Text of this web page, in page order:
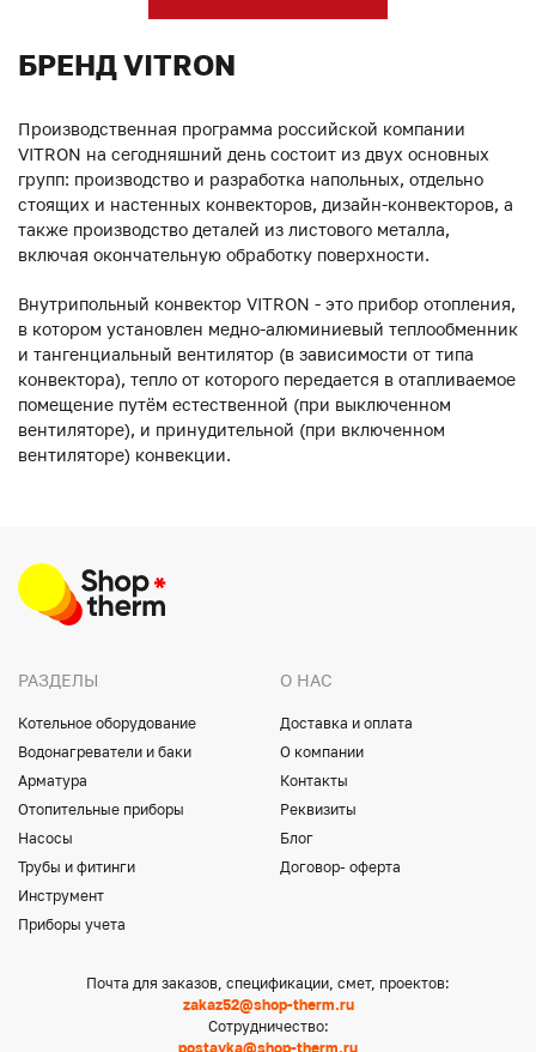
БРЕНД VITRON
Производственная программа российской компании
VITRON на сегодняшний день состоит из двух основных
групп: производство и разработка напольных, отдельно
стоящих и настенных конвекторов, дизайн-конвекторов, а
также производство деталей из листового металла,
включая окончательную обработку поверхности.
Внутрипольный конвектор VITRON - это прибор отопления,
в котором установлен медно-алюминиевый теплообменник
и тангенциальный вентилятор (в зависимости от типа
конвектора), тепло от которого передается в отапливаемое
помещение путём естественной (при выключенном
вентиляторе), и принудительной (при включенном
вентиляторе) конвекции.
РАЗДЕЛЫ
Котельное оборудование
Водонагреватели и баки
Арматура
Отопительные приборы
Насосы
Трубы и фитинги
Инструмент
Приборы учета
О НАС
Доставка и оплата
О компании
Контакты
Реквизиты
Блог
Договор- оферта
Почта для заказов, спецификации, смет, проектов:
zakaz52@shop-therm.ru
Сотрудничество:
postavka@shop-therm.ru